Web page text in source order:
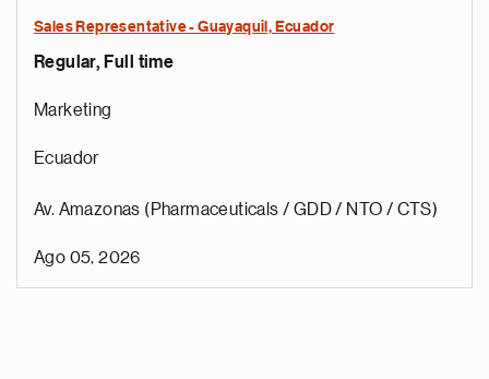
Sales Representative - Guayaquil, Ecuador
Regular, Full time
Marketing
Ecuador
Av. Amazonas (Pharmaceuticals / GDD / NTO / CTS)
Ago 05, 2026